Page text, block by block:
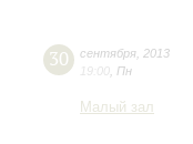
30 сентября 2013
19:00 Пн
Малый зал